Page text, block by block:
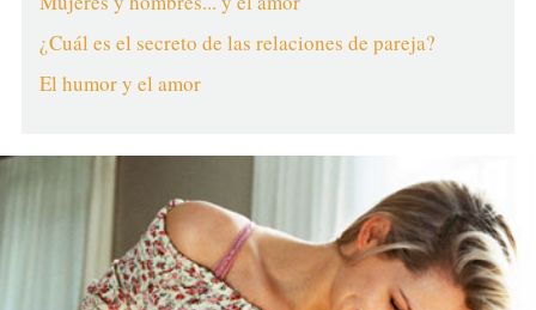
¿Cuál es el secreto de las relaciones de pareja?
El humor y el amor